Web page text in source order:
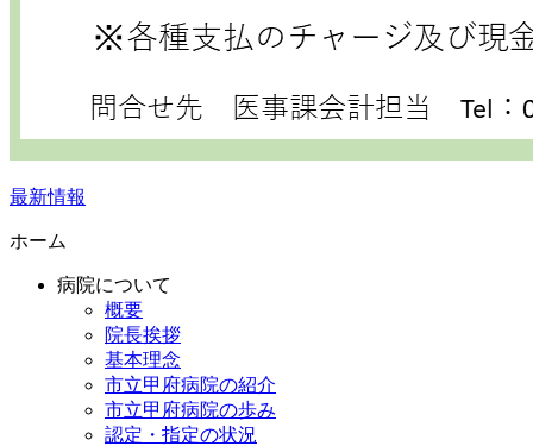
最新情報
ホーム
病院について
概要
院長挨拶
基本理念
市立甲府病院の紹介
市立甲府病院の歩み
認定・指定の状況